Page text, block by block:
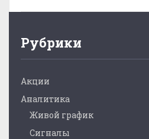
Рубрики
Акции
Аналитика
Живой график
Сигналы